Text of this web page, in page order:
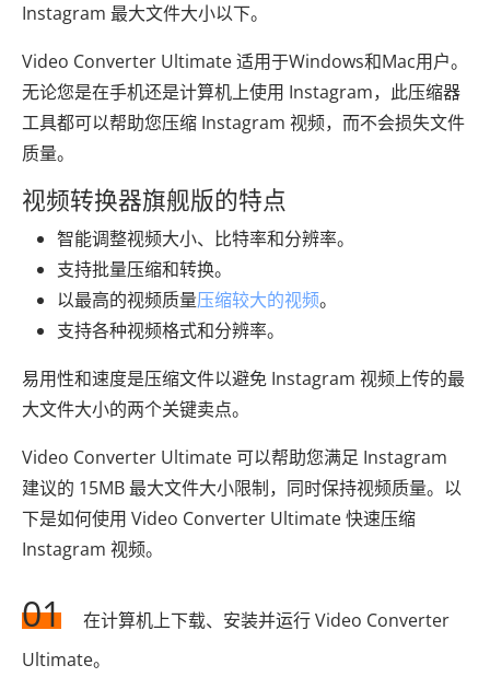
Instagram 最大文件大小以下。
Video Converter Ultimate 适用于Windows和Mac用户。
无论您是在手机还是计算机上使用 Instagram，此压缩器
工具都可以帮助您压缩 Instagram 视频，而不会损失文件
质量。
视频转换器旗舰版的特点
智能调整视频大小、比特率和分辨率。
支持批量压缩和转换。
以最高的视频质量压缩较大的视频。
支持各种视频格式和分辨率。
易用性和速度是压缩文件以避免 Instagram 视频上传的最
大文件大小的两个关键卖点。
Video Converter Ultimate 可以帮助您满足 Instagram
建议的 15MB 最大文件大小限制，同时保持视频质量。以
下是如何使用 Video Converter Ultimate 快速压缩
Instagram 视频。
01
在计算机上下载、安装并运行 Video Converter
Ultimate。